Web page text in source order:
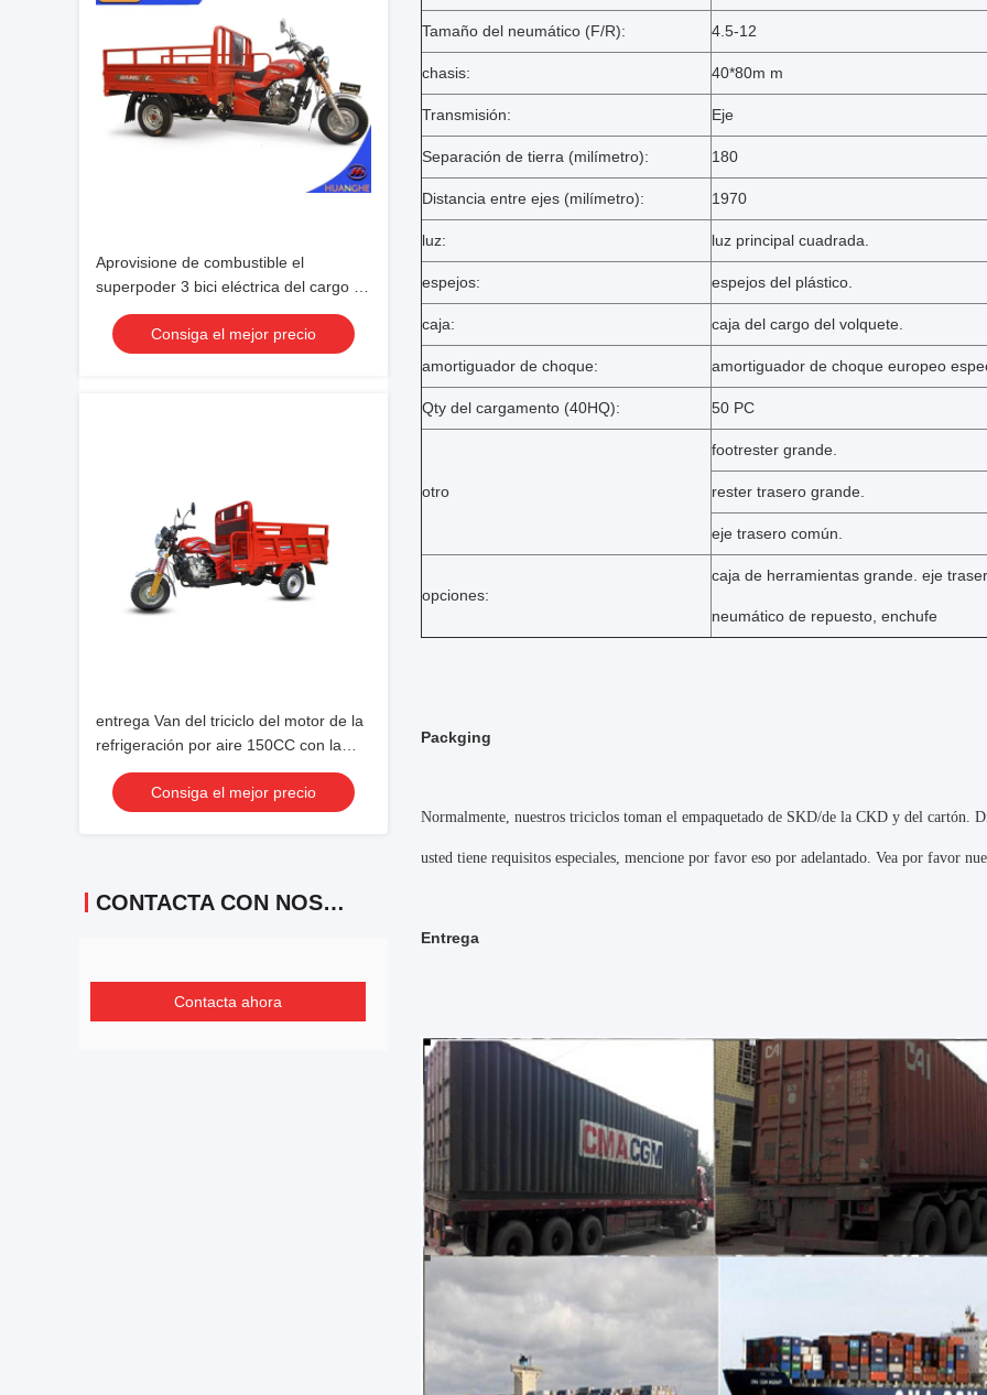
Aprovisione de combustible el
superpoder 3 bici eléctrica del cargo de
la motocicleta/tres ruedas del cargo de
la ruedaConsiga el mejor precio
entrega Van del triciclo del motor de la
refrigeración por aire 150CC con la
caja de herramientas multi de la
función
Consiga el mejor precio
CONTACTA CON NOSOTROS
Contacta ahora
Tamaño del neumático (F/R): 4.5-12
chasis: 40*80m m
Transmisión: Eje
Separación de tierra (milímetro): 180
Distancia entre ejes (milímetro): 1970
luz: luz principal cuadrada.
espejos: espejos del plástico.
caja: caja del cargo del volquete.
amortiguador de choque: amortiguador de choque europeo
Qty del cargamento (40HQ): 50 PC
otro
footrester grande.
rester trasero grande.
eje trasero común.
opciones:
caja de herramientas grande. eje
neumático de repuesto, enchufe
Packging
Normalmente, nuestros triciclos toman el empaquetado de SKD/de la CKD y del cartón.
usted tiene requisitos especiales, mencione por favor eso por adelantado. Vea por favor
Entrega